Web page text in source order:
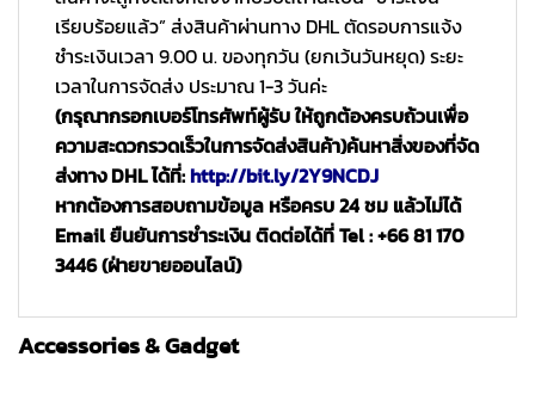
เรียบร้อยแล้ว” ส่งสินค้าผ่านทาง DHL ตัดรอบการแจ้ง
ชำระเงินเวลา 9.00 น. ของทุกวัน (ยกเว้นวันหยุด) ระยะ
เวลาในการจัดส่ง ประมาณ 1-3 วันค่ะ
(กรุณากรอกเบอร์โทรศัพท์ผู้รับ ให้ถูกต้องครบถ้วนเพื่อ
ความสะดวกรวดเร็วในการจัดส่งสินค้า)ค้นหาสิ่งของที่จัด
ส่งทาง DHL ได้ที่:http://bit.ly/2Y9NCDJ
หากต้องการสอบถามข้อมูล หรือครบ 24 ชม แล้วไม่ได้
Email ยืนยันการชำระเงิน ติดต่อได้ที่ Tel : +66 81 170
3446 (ฝ่ายขายออนไลน์)
Accessories & Gadget